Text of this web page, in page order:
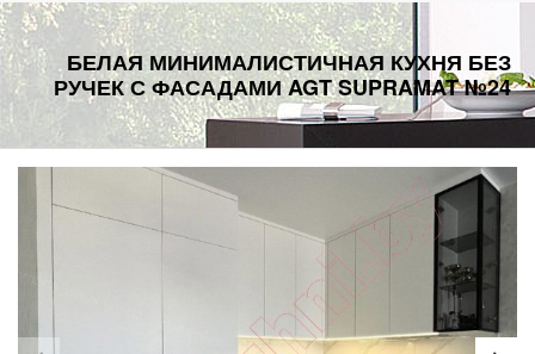
БЕЛАЯ МИНИМАЛИСТИЧНАЯ КУХНЯ БЕЗ
РУЧЕК С ФАСАДАМИ AGT SUPRAMAT №24